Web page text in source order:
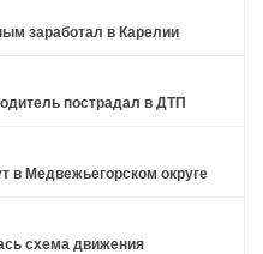
заработал в Карелии
пострадал в ДТП
в Медвежьегорском округе
схема движения